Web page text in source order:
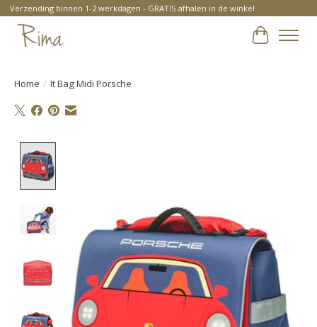
Verzending binnen 1-2 werkdagen - GRATIS afhalen in de winkel
Home / It Bag Midi Porsche